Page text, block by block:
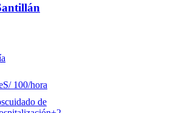
S/ 100/hora
cuidado de